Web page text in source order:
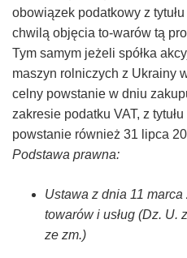
obowiązek podatkowy z
chwilą objęcia to-warów tą
Tym samym jeżeli spółka
maszyn rolniczych z Ukrainy
celny powstanie w dniu
zakresie podatku VAT, z
powstanie również 31 lipca
Podstawa prawna:
Ustawa z dnia 11
towarów i usług (Dz. U.
ze zm.)